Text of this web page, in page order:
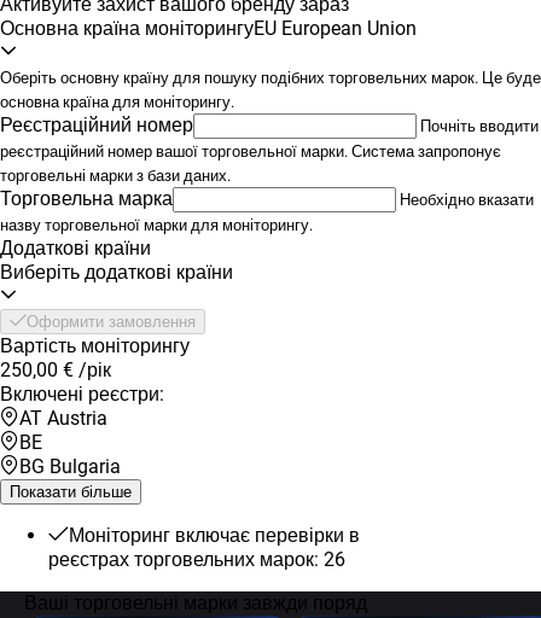
Активуйте захист вашого бренду зараз
Основна країна моніторингуEU European Union
Оберіть основну країну для пошуку подібних торговельних марок. Це буде
основна країна для моніторингу.
Реєстраційний номер
Почніть вводити
реєстраційний номер вашої торговельної марки. Система запропонує
торговельні марки з бази даних.
Торговельна марка
Необхідно вказати
назву торговельної марки для моніторингу.
Додаткові країни
Виберіть додаткові країни
Оформити замовлення
Вартість моніторингу
250,00 € /рік
Включені реєстри:
AT Austria
BE
BG Bulgaria
Показати більше
Моніторинг включає перевірки в
реєстрах торговельних марок: 26
Ваші торговельні марки завжди поряд